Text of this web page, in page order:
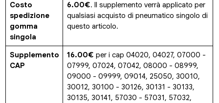
Costo
spedizione
gomma
singola
6.00€. Il supplemento verrà applicato per
qualsiasi acquisto di pneumatico singolo di
questo articolo.
Supplemento
CAP
16.00€ per i cap 04020, 04027, 07000 -
07999, 07024, 07042, 08000 - 08999,
09000 - 09999, 09014, 25050, 30010,
30012, 30100 - 30126, 30131 - 30133,
30135, 30141, 57030 - 57031, 57032,